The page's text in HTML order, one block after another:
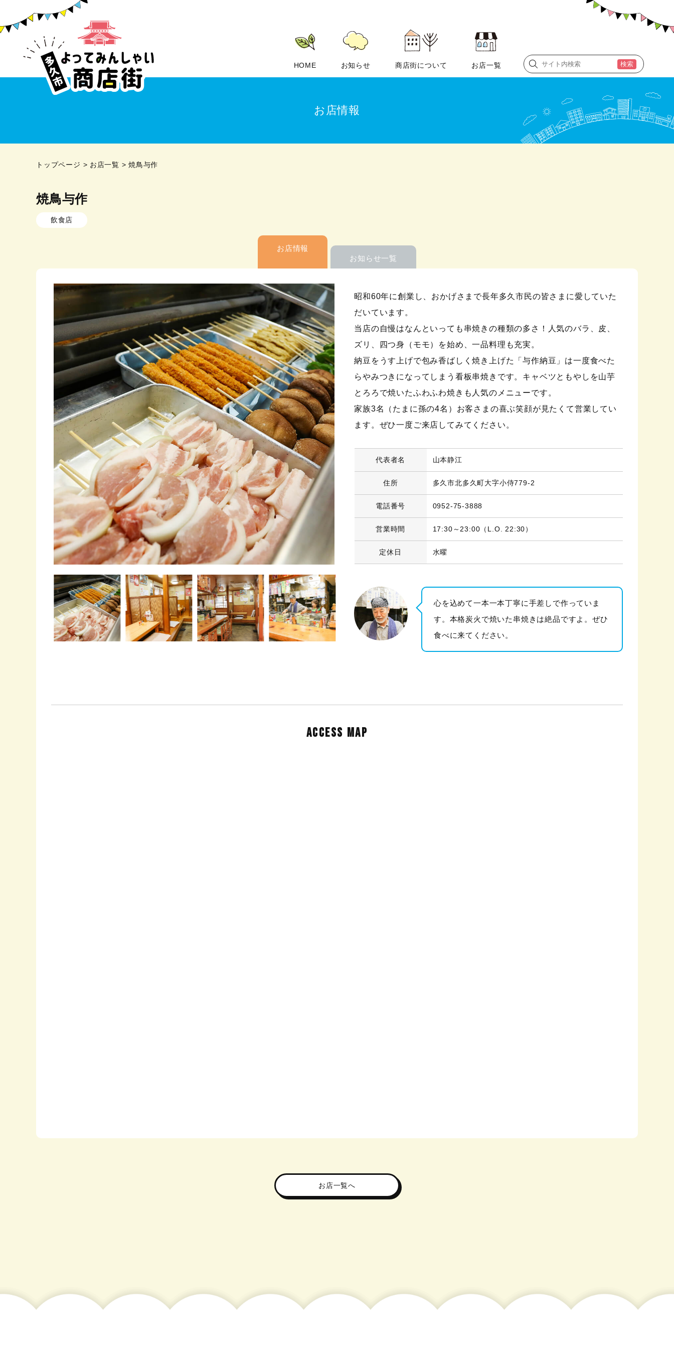
HOME お知らせ 商店街について お店一覧 検索
お店情報
トップページ お店一覧 焼鳥与作
焼鳥与作
飲食店
お店情報
お知らせ一覧
昭和60年に創業し、おかげさまで長年多久市民の皆さまに愛していた
だいています。
当店の自慢はなんといっても串焼きの種類の多さ！人気のバラ、皮、
ズリ、四つ身（モモ）を始め、一品料理も充実。
納豆をうす上げで包み香ばしく焼き上げた「与作納豆」は一度食べた
らやみつきになってしまう看板串焼きです。キャベツともやしを山芋
とろろで焼いたふわふわ焼きも人気のメニューです。
家族3名（たまに孫の4名）お客さまの喜ぶ笑顔が見たくて営業してい
ます。ぜひ一度ご来店してみてください。
代表者名 山本静江
住所 多久市北多久町大字小侍779-2
電話番号 0952-75-3888
営業時間 17:30～23:00（L.O. 22:30）
定休日 水曜
心を込めて一本一本丁寧に手差しで作っていま
す。本格炭火で焼いた串焼きは絶品ですよ。ぜひ
食べに来てください。
ACCESS MAP
お店一覧へ